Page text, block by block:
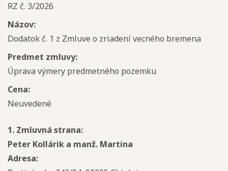
RZ č. 3/2026
Názov:
Dodatok č. 1 z Zmluve o zriadení vecného bremena
Predmet zmluvy:
Úprava výmery predmetného pozemku
Cena:
Neuvedené
1. Zmluvná strana:
Peter Kollárik a manž. Martina
Adresa: